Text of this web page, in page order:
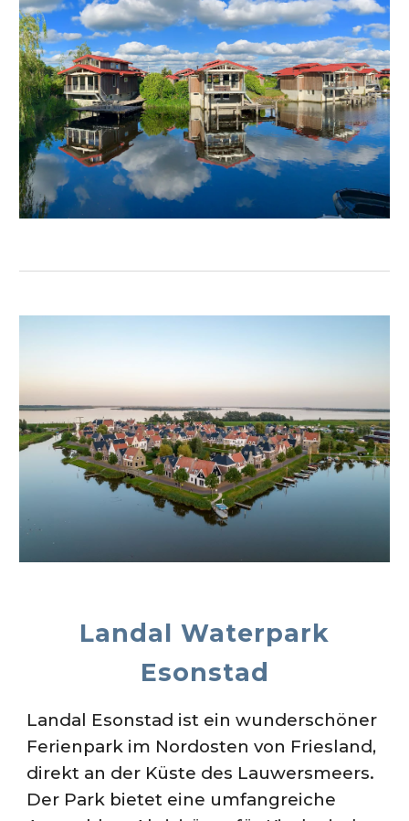
Landal Waterpark
Esonstad
Landal Esonstad ist ein wunderschöner
Ferienpark im Nordosten von Friesland,
direkt an der Küste des Lauwersmeers.
Der Park bietet eine umfangreiche